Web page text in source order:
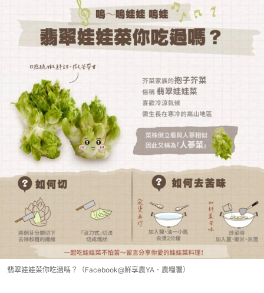
翡翠娃娃菜你吃過嗎？（Facebook@鮮享農YA - 農糧署）